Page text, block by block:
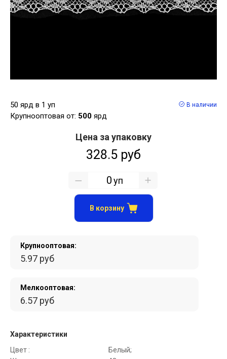
50 ярд в 1 уп
Крупнооптовая от: 500 ярд
В наличии
Крупнооптовая:
5.97 руб
Мелкооптовая:
6.57 руб
Характеристики
Цвет :
Белый;
Цена за упаковку
328.5 руб
уп
В корзину